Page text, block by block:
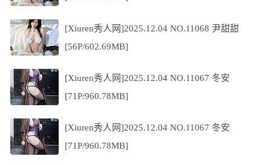
[Xiuren秀人网]2025.12.04 NO.11068 尹甜甜
[56P/602.69MB]
[Xiuren秀人网]2025.12.04 NO.11067 冬安
[71P/960.78MB]
[Xiuren秀人网]2025.12.04 NO.11067 冬安
[71P/960.78MB]